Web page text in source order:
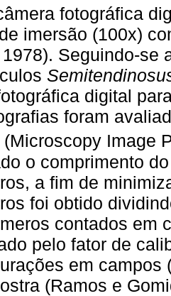
fotográfica
imersão (100x)
Seguindo-se
digital
foram
Image
o comprimento
a fim de
foi obtido
contados em
pelo fator de
em
(Ramos e